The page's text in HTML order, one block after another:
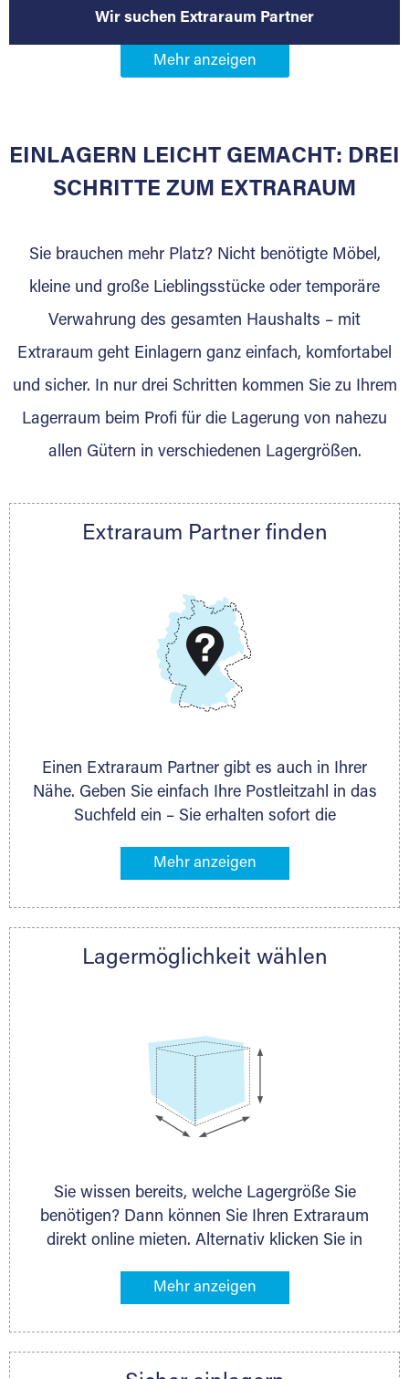
Wir suchen Extraraum Partner
Werden Sie Extraraum Partner in
Sie bieten Kunden Lagerraum zur Miete, der
für die Einlagerung von Umzugsgut gebaut
Lagerkunden und Vermietungen.
Ihre Vorteile als Extraraum Partner:
Marktgerechte Preise
Digitale Buchungsplattform
Gewinnung von Neukunden
Nachricht.
Telefon:+49 6145 5442 - 404
DMG Aktiengesellschaft
www.dmg-ag.com
EINLAGERN LEICHT GEMACHT: DREI
SCHRITTE ZUM EXTRARAUM
Sie brauchen mehr Platz? Nicht benötigte Möbel,
kleine und große Lieblingsstücke oder temporäre
Verwahrung des gesamten Haushalts – mit
Extraraum geht Einlagern ganz einfach, komfortabel
und sicher. In nur drei Schritten kommen Sie zu Ihrem
Lagerraum beim Profi für die Lagerung von nahezu
allen Gütern in verschiedenen Lagergrößen.
Extraraum Partner finden
Einen Extraraum Partner gibt es auch in Ihrer
Nähe. Geben Sie einfach Ihre Postleitzahl in das
Suchfeld ein – Sie erhalten sofort die
Lagermöglichkeiten in Ihrer Nähe. An zahlreichen
direkt online mieten. Gibt es Extraraum noch
nächstgelegenen Partner und besprechen alles
Lagermöglichkeit wählen
Sie wissen bereits, welche Lagergröße Sie
benötigen? Dann können Sie Ihren Extraraum
direkt online mieten. Alternativ klicken Sie in
Gegenstände an, die Sie einlagern möchten –
ermittelt. Natürlich steht Ihnen Ihr Extraraum